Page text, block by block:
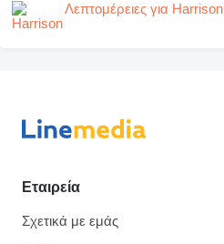
Λεπτομέρειες για Harrison
Εταιρεία
Σχετικά με εμάς